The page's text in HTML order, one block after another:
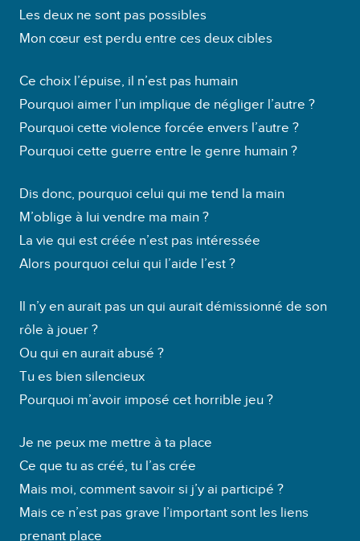
Les deux ne sont pas possibles
Mon cœur est perdu entre ces deux cibles
Ce choix l’épuise, il n’est pas humain
Pourquoi aimer l’un implique de négliger l’autre ?
Pourquoi cette violence forcée envers l’autre ?
Pourquoi cette guerre entre le genre humain ?
Dis donc, pourquoi celui qui me tend la main
M’oblige à lui vendre ma main ?
La vie qui est créée n’est pas intéressée
Alors pourquoi celui qui l’aide l’est ?
Il n’y en aurait pas un qui aurait démissionné de son
rôle à jouer ?
Ou qui en aurait abusé ?
Tu es bien silencieux
Pourquoi m’avoir imposé cet horrible jeu ?
Je ne peux me mettre à ta place
Ce que tu as créé, tu l’as crée
Mais moi, comment savoir si j’y ai participé ?
Mais ce n’est pas grave l’important sont les liens
prenant place